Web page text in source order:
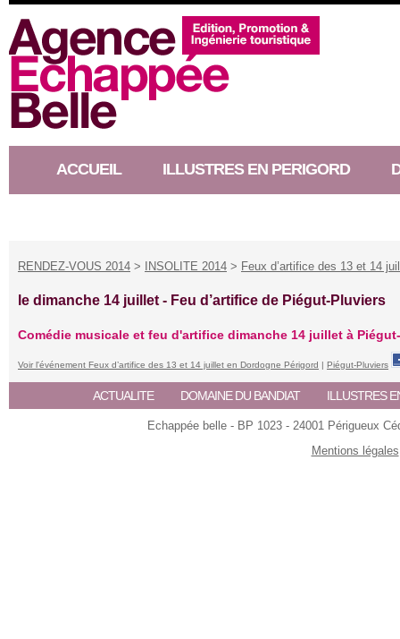
ACCUEIL ILLUSTRES EN PERIGORD
RENDEZ-VOUS 2014 > INSOLITE 2014 > Feux d’artifice des 13 et 14
le dimanche 14 juillet - Feu d’artifice de Piégut-Pluviers
Comédie musicale et feu d'artifice dimanche 14 juillet à
Voir l'événement Feux d’artifice des 13 et 14 juillet en Dordogne Périgord | Piégut-Pluviers
ACTUALITE DOMAINE DU BANDIAT ILLUSTRES
Echappée belle - BP 1023 - 24001 Périgueux
Mentions légales